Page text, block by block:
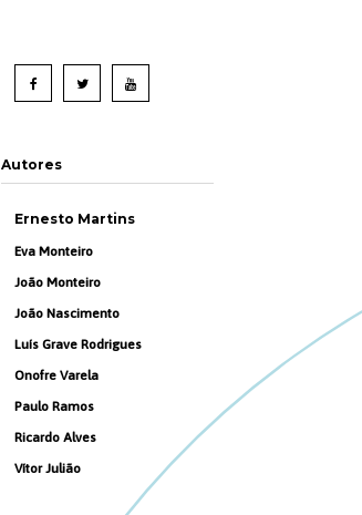
Autores
Ernesto Martins
Eva Monteiro
João Monteiro
João Nascimento
Luís Grave Rodrigues
Onofre Varela
Paulo Ramos
Ricardo Alves
Vítor Julião